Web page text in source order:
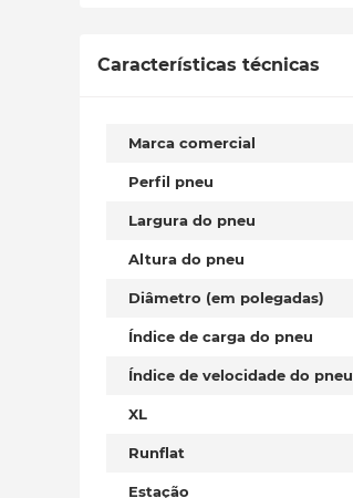
Características técnicas
Marca comercial
Perfil pneu
Largura do pneu
Altura do pneu
Diâmetro (em polegadas)
Índice de carga do pneu
Índice de velocidade do pneu
XL
Runflat
Estação